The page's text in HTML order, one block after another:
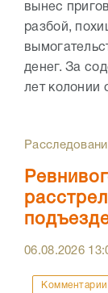
вынес
разбой,
денег. За
лет колонии
06.08.2026
Комментарии